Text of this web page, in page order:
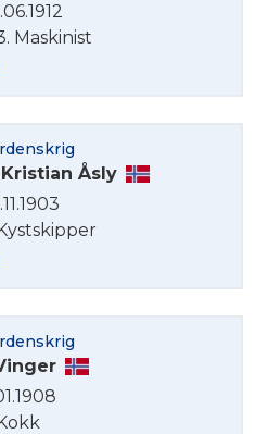
Maskinist
Åsly